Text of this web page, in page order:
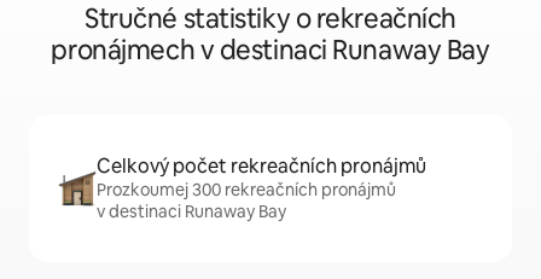
Stručné statistiky o rekreačních
pronájmech v destinaci Runaway Bay
Celkový počet rekreačních pronájmů
Prozkoumej 300 rekreačních pronájmů
v destinaci Runaway Bay